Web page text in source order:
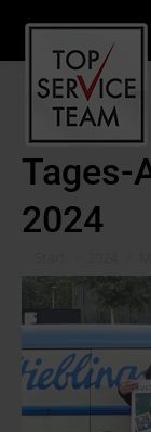
Tages-
2024